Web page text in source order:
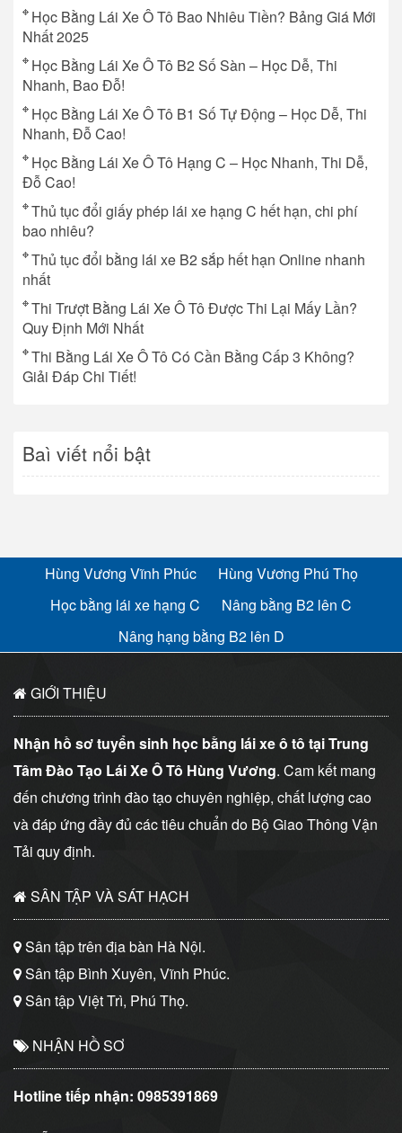
Học Bằng Lái Xe Ô Tô Bao Nhiêu Tiền? Bảng Giá Mới
Nhất 2025
Học Bằng Lái Xe Ô Tô B2 Số Sàn – Học Dễ, Thi
Nhanh, Bao Đỗ!
Học Bằng Lái Xe Ô Tô B1 Số Tự Động – Học Dễ, Thi
Nhanh, Đỗ Cao!
Học Bằng Lái Xe Ô Tô Hạng C – Học Nhanh, Thi Dễ,
Đỗ Cao!
Thủ tục đổi giấy phép lái xe hạng C hết hạn, chi phí
bao nhiêu?
Thủ tục đổi bằng lái xe B2 sắp hết hạn Online nhanh
nhất
Thi Trượt Bằng Lái Xe Ô Tô Được Thi Lại Mấy Lần?
Quy Định Mới Nhất
Thi Bằng Lái Xe Ô Tô Có Cần Bằng Cấp 3 Không?
Giải Đáp Chi Tiết!
Baì viết nổi bật
Hùng Vương Vĩnh Phúc
Hùng Vương Phú Thọ
Học bằng lái xe hạng C
Nâng bằng B2 lên C
Nâng hạng bằng B2 lên D
GIỚI THIỆU
Nhận hồ sơ tuyển sinh học bằng lái xe ô tô tại Trung
Tâm Đào Tạo Lái Xe Ô Tô Hùng Vương. Cam kết mang
đến chương trình đào tạo chuyên nghiệp, chất lượng cao
và đáp ứng đầy đủ các tiêu chuẩn do Bộ Giao Thông Vận
Tải quy định.
SÂN TẬP VÀ SÁT HẠCH
Sân tập trên địa bàn Hà Nội.
Sân tập Bình Xuyên, Vĩnh Phúc.
Sân tập Việt Trì, Phú Thọ.
NHẬN HỒ SƠ
Hotline tiếp nhận: 0985391869